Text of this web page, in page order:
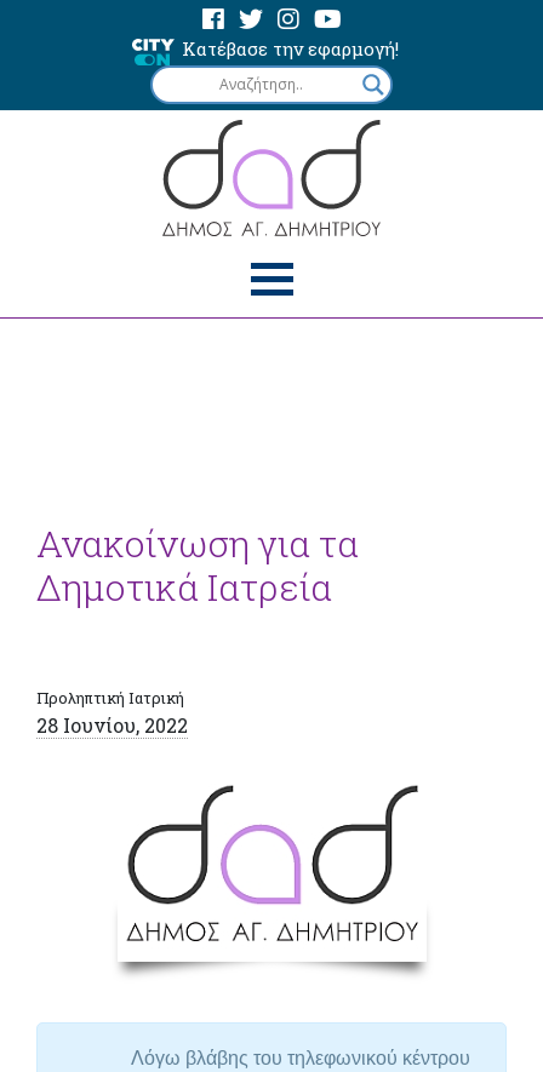
Κατέβασε την εφαρμογή!
Ανακοίνωση για τα
Δημοτικά Ιατρεία
Προληπτική Ιατρική
28 Ιουνίου, 2022
Λόγω βλάβης του τηλεφωνικού κέντρου